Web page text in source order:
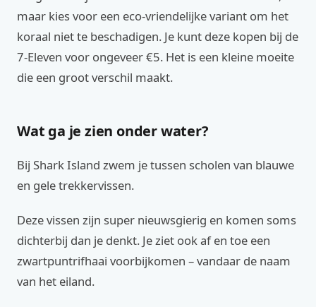
maar kies voor een eco-vriendelijke variant om het
koraal niet te beschadigen. Je kunt deze kopen bij de
7-Eleven voor ongeveer €5. Het is een kleine moeite
die een groot verschil maakt.
Wat ga je zien onder water?
Bij Shark Island zwem je tussen scholen van blauwe
en gele trekkervissen.
Deze vissen zijn super nieuwsgierig en komen soms
dichterbij dan je denkt. Je ziet ook af en toe een
zwartpuntrifhaai voorbijkomen – vandaar de naam
van het eiland.